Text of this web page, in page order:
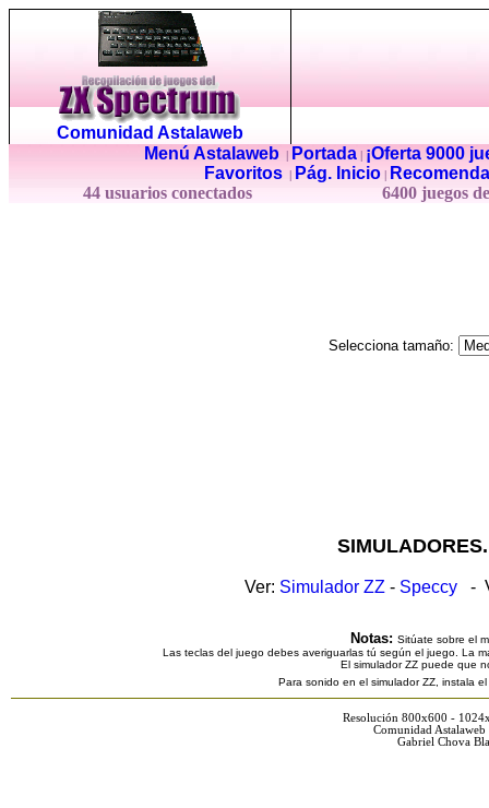
Comunidad Astalaweb
Menú Astalaweb| Portada|
¡Oferta 9000
Favoritos
Pág. Inicio
44 usuarios conectados
6400 juegos
Selecciona tamaño:
Ver: Simulador ZZ - Speccy -
Notas: Sitúate sobre el
Las teclas del juego debes averiguarlas tú según el juego. La
El simulador ZZ puede que
Para sonido en el simulador ZZ, instala
Resolución 800x600 -
Comunidad
Gabriel Chova